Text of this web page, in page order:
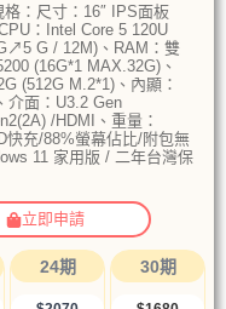
：尺寸：16″ IPS面板
：Intel Core 5 120U
G / 12M)、RAM：雙
(16G*1 MAX.32G)、
(512G M.2*1)、內顯：
介面：U3.2 Gen
/HDMI、重量：
快充/88%螢幕佔比/附包無
11 家用版 / 二年台灣保
立即申請
24期 30期